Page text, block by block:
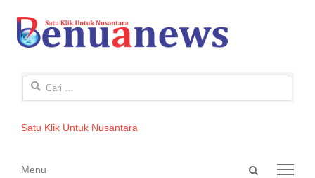
Cari
Satu Klik Untuk Nusantara
Open
Menu
Menu